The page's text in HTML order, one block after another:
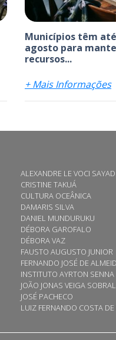
Municípios têm
agosto para
recursos...
+ Mais Informações
ALEXANDRE LE VOCI SAYAD
CRISTINE TAKUÁ
CULTURA OCEÂNICA
DAMARIS SILVA
DANIEL MUNDURUKU
DÉBORA GAROFALO
DÉBORA VAZ
FAUSTO AUGUSTO JUNIOR
FERNANDO JOSÉ DE
INSTITUTO AYRTON SENNA
JOÃO JONAS VEIGA SOBRAL
JOSÉ PACHECO
LUIZ FERNANDO COSTA